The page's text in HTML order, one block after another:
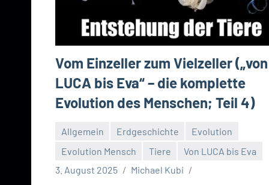
Vom Einzeller zum Vielzeller („von
LUCA bis Eva“ – die komplette
Evolution des Menschen; Teil 4)
Allgemein Erdgeschichte
Evolution
Evolution Mensch
Tiere
Von LUCA bis Eva
3. August 2025
Michael Kubi